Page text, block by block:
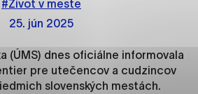
25. jún 2025
#Život v meste
(ÚMS) dnes oficiálne informovala
pre utečencov a cudzincov
slovenských mestách.
stránke a prístup k
webovej stránky. Bez